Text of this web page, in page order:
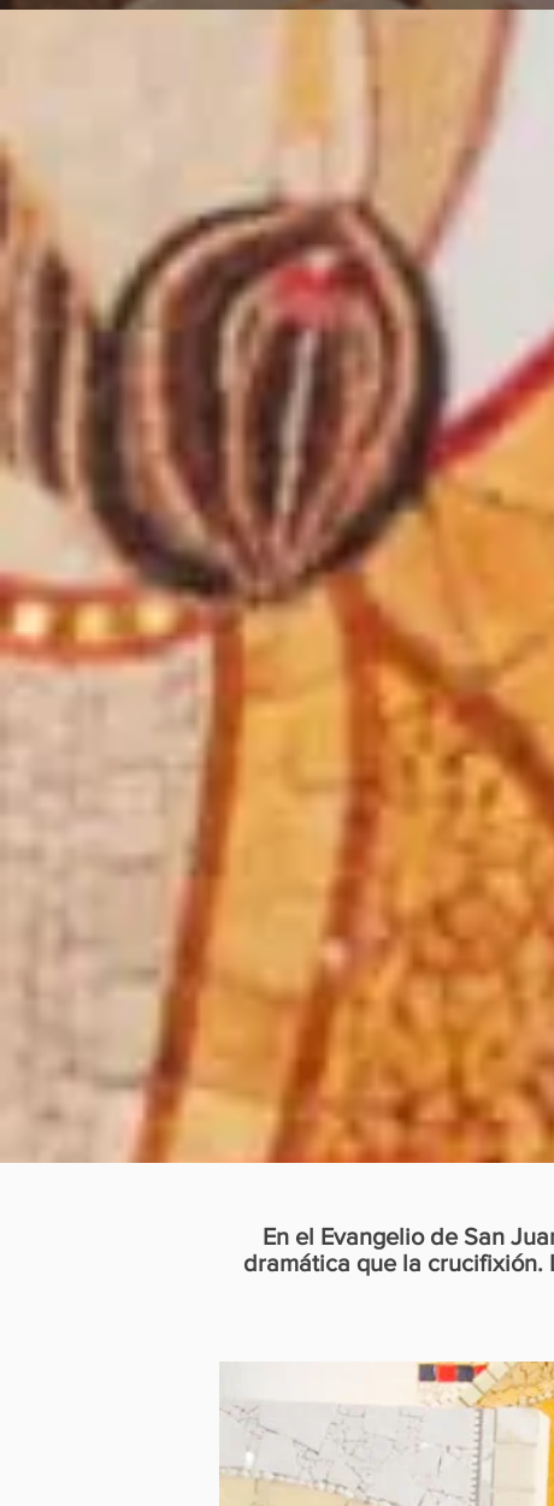
En el Evangelio de San
dramática que la crucifixión.